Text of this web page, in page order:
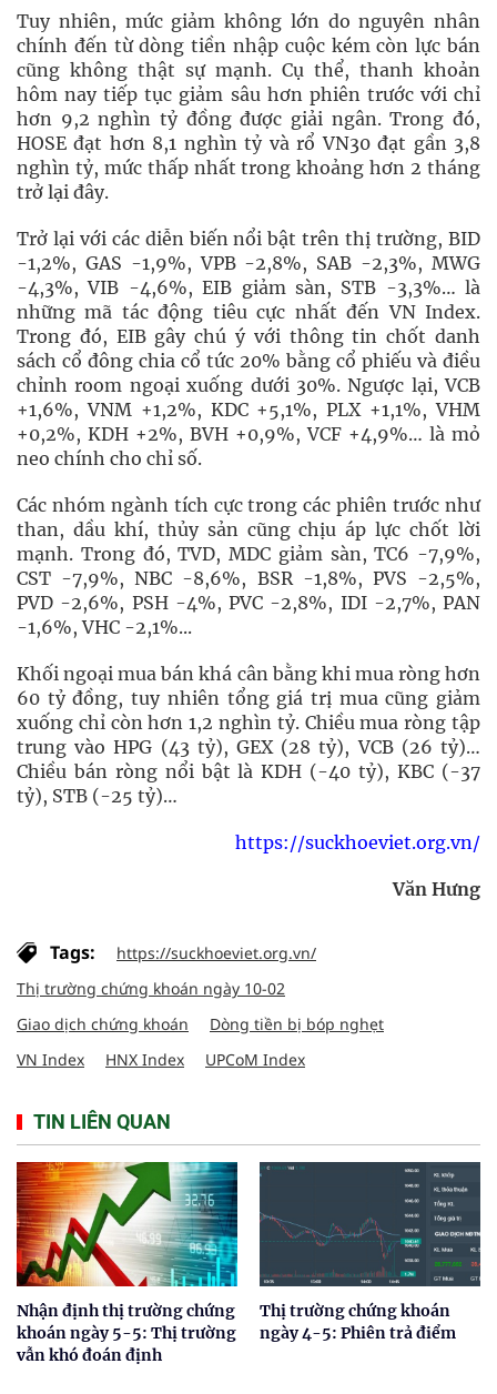
Tuy nhiên, mức giảm không lớn do nguyên nhân
chính đến từ dòng tiền nhập cuộc kém còn lực bán
cũng không thật sự mạnh. Cụ thể, thanh khoản
hôm nay tiếp tục giảm sâu hơn phiên trước với chỉ
hơn 9,2 nghìn tỷ đồng được giải ngân. Trong đó,
HOSE đạt hơn 8,1 nghìn tỷ và rổ VN30 đạt gần 3,8
nghìn tỷ, mức thấp nhất trong khoảng hơn 2 tháng
trở lại đây.
Trở lại với các diễn biến nổi bật trên thị trường, BID
-1,2%, GAS -1,9%, VPB -2,8%, SAB -2,3%, MWG
-4,3%, VIB -4,6%, EIB giảm sàn, STB -3,3%… là
những mã tác động tiêu cực nhất đến VN Index.
Trong đó, EIB gây chú ý với thông tin chốt danh
sách cổ đông chia cổ tức 20% bằng cổ phiếu và điều
chỉnh room ngoại xuống dưới 30%. Ngược lại, VCB
+1,6%, VNM +1,2%, KDC +5,1%, PLX +1,1%, VHM
+0,2%, KDH +2%, BVH +0,9%, VCF +4,9%… là mỏ
neo chính cho chỉ số.
Các nhóm ngành tích cực trong các phiên trước như
than, dầu khí, thủy sản cũng chịu áp lực chốt lời
mạnh. Trong đó, TVD, MDC giảm sàn, TC6 -7,9%,
CST -7,9%, NBC -8,6%, BSR -1,8%, PVS -2,5%,
PVD -2,6%, PSH -4%, PVC -2,8%, IDI -2,7%, PAN
-1,6%, VHC -2,1%...
Khối ngoại mua bán khá cân bằng khi mua ròng hơn
60 tỷ đồng, tuy nhiên tổng giá trị mua cũng giảm
xuống chỉ còn hơn 1,2 nghìn tỷ. Chiều mua ròng tập
trung vào HPG (43 tỷ), GEX (28 tỷ), VCB (26 tỷ)…
Chiều bán ròng nổi bật là KDH (-40 tỷ), KBC (-37
tỷ), STB (-25 tỷ)…
https://suckhoeviet.org.vn/
Văn Hưng
Tags:
https://suckhoeviet.org.vn/
Thị trường chứng khoán ngày 10-02
Giao dịch chứng khoán
Dòng tiền bị bóp nghẹt
VN Index
HNX Index UPCoM Index
TIN LIÊN QUAN
Nhận định thị trường chứng
khoán ngày 5-5: Thị trường
vẫn khó đoán định
Thị trường chứng khoán
ngày 4-5: Phiên trả điểm